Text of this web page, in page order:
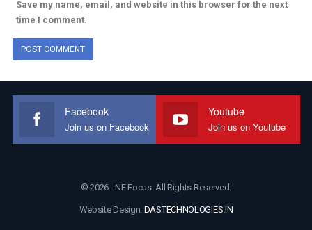
Save my name, email, and website in this browser for the next
time I comment.
Facebook
Join us on Facebook
Youtube
Join us on Youtube
© 2026 - NE Focus. All Rights Reserved.
Website Design: DASTECHNOLOGIES.IN